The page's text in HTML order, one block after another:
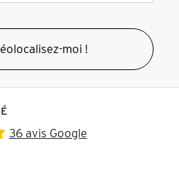
moi !
36 avis Google